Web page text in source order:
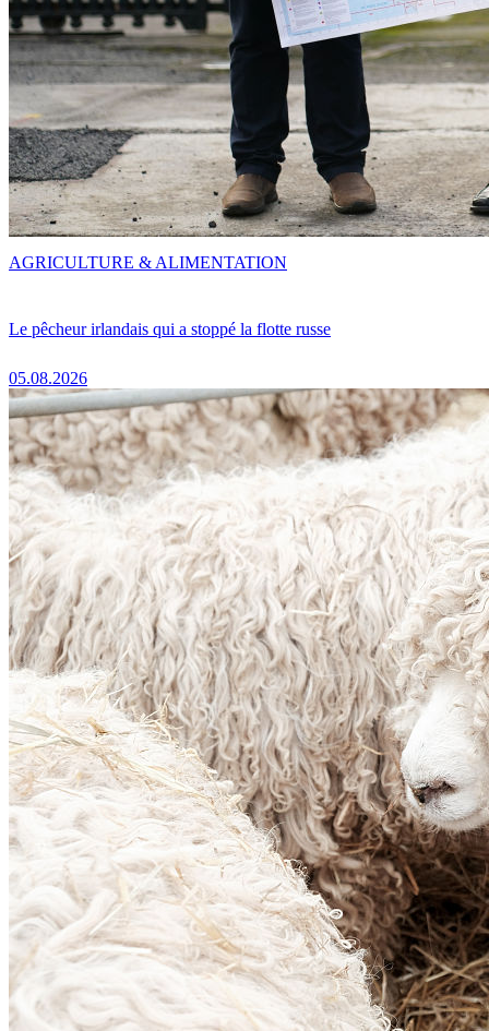
Le pêcheur irlandais qui a stoppé la flotte russe
05.08.2026
AGRICULTURE & ALIMENTATION